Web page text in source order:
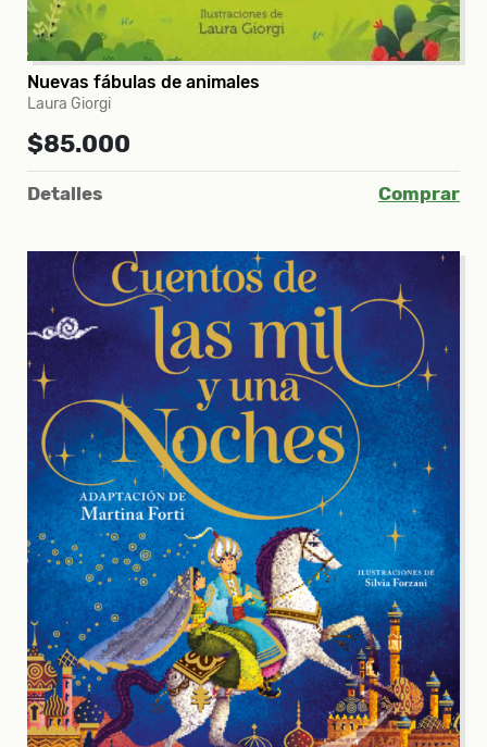
Nuevas fábulas de animales
Laura Giorgi
$85.000
Detalles Comprar